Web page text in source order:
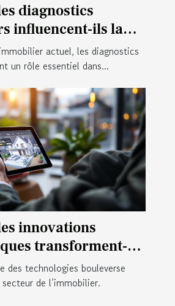
diagnostics
influencent-ils la
propriété?
actuel, les diagnostics
un rôle essentiel dans...
innovations
transforment-
immobilier ?
des technologies bouleverse
de l’immobilier.